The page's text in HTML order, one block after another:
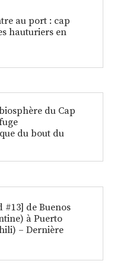
au port : cap
hauturiers en
du Cap
du bout du
#13] de Buenos
à Puerto
– Dernière